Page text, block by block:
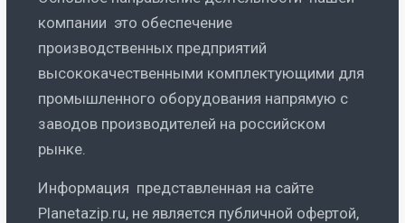
компании это обеспечение
производственных предприятий
высококачественными комплектующими для
промышленного оборудования напрямую с
заводов производителей на российском
рынке.
Информация представленная на сайте
Planetazip.ru, не является публичной офертой,